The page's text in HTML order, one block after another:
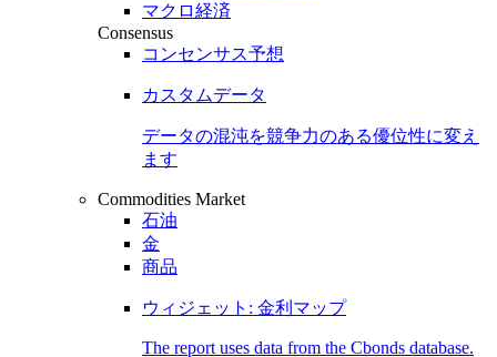
マクロ経済
Consensus
コンセンサス予想
カスタムデータ
データの混沌を競争力のある優位性に変え
ます
Commodities Market
石油
金
商品
ウィジェット: 金利マップ
The report uses data from the Cbonds database.